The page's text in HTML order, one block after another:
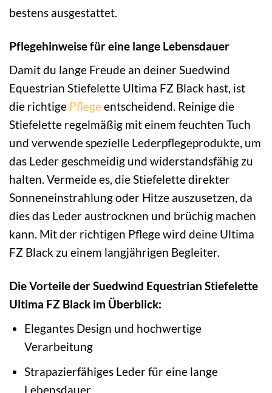
bestens ausgestattet.
Pflegehinweise für eine lange Lebensdauer
Damit du lange Freude an deiner Suedwind
Equestrian Stiefelette Ultima FZ Black hast, ist
die richtige Pflegeentscheidend. Reinige die
Stiefelette regelmäßig mit einem feuchten Tuch
und verwende spezielle Lederpflegeprodukte, um
das Leder geschmeidig und widerstandsfähig zu
halten. Vermeide es, die Stiefelette direkter
Sonneneinstrahlung oder Hitze auszusetzen, da
dies das Leder austrocknen und brüchig machen
kann. Mit der richtigen Pflege wird deine Ultima
FZ Black zu einem langjährigen Begleiter.
Die Vorteile der Suedwind Equestrian Stiefelette
Ultima FZ Black im Überblick:
Elegantes Design und hochwertige
Verarbeitung
Strapazierfähiges Leder für eine lange
Lebensdauer